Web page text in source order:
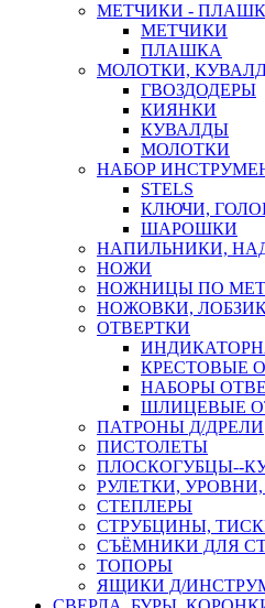
МЕТЧИКИ -
МЕТЧИКИ
ПЛАШКА
МОЛОТКИ,
ГВОЗДОДЕРЫ
КИЯНКИ
КУВАЛДЫ
МОЛОТКИ
НАБОР
STELS
КЛЮЧИ,
ШАРОШКИ
НАПИЛЬНИКИ,
НОЖИ
НОЖНИЦЫ ПО
НОЖОВКИ,
ОТВЕРТКИ
КРЕСТОВЫЕ
НАБОРЫ
ШЛИЦЕВЫЕ
ПАТРОНЫ Д/ДРЕЛИ
ПИСТОЛЕТЫ
ПЛОСКОГУБЦЫ--
РУЛЕТКИ,
СТЕПЛЕРЫ
СТРУБЦИНЫ,
СЪЁМНИКИ ДЛЯ
ТОПОРЫ
ЯЩИКИ Д/